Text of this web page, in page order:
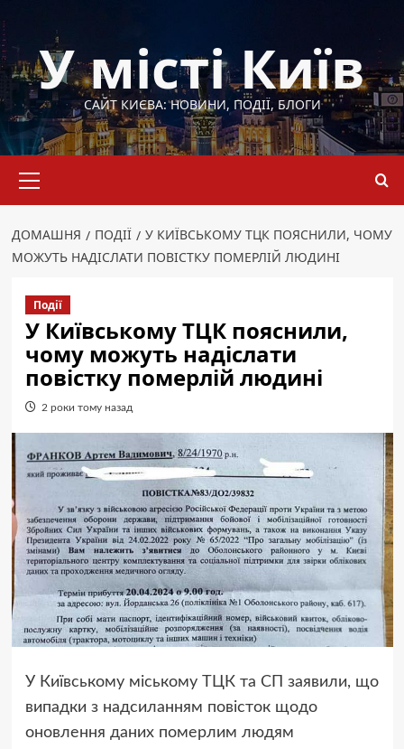
до
вмістуУ місті Київ
САЙТ КИЄВА: НОВИНИ, ПОДІЇ, БЛОГИ
меню
ДОМАШНЯ ПОДІЇ
У КИЇВСЬКОМУ ТЦК ПОЯСНИЛИ, ЧОМУ
МОЖУТЬ НАДІСЛАТИ ПОВІСТКУ ПОМЕРЛІЙ ЛЮДИНІ
Події
У Київському ТЦК пояснили,
чому можуть надіслати
повістку померлій людині
2 роки тому назад
У Київському міському ТЦК та СП заявили, що
випадки з надсиланням повісток щодо
оновлення даних померлим людям